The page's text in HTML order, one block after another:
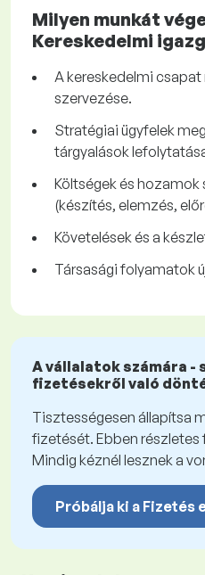
Milyen munkát
Kereskedelmi
A kereskedelmi
szervezése.
Stratégiai ügyfelek
tárgyalások
Költségek és
(készítés, elemzés,
Követelések és a
Társasági folyamatok
A vállalatok számára -
fizetésekről való
Tisztességesen állapítsa
fizetését. Ebben részletes
Mindig kéznél lesznek a
Próbálja ki a Fizetés